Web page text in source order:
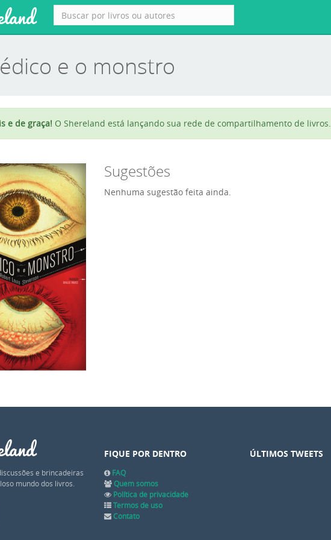
e o monstro
e de graça! O Shereland está lançando sua rede de compartilhamento de livros.
Sugestões
Nenhuma sugestão feita ainda.
e brincadeiras
mundo dos livros.
FIQUE POR DENTRO
FAQ
Quem somos
Política de privacidade
Termos de uso
Contato
ÚLTIMOS TWEETS